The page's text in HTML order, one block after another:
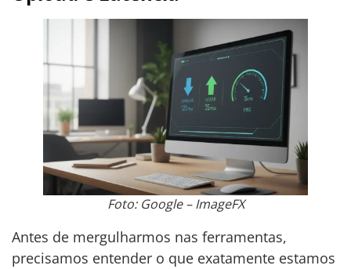
Foto: Google – ImageFX
Antes de mergulharmos nas ferramentas,
precisamos entender o que exatamente estamos